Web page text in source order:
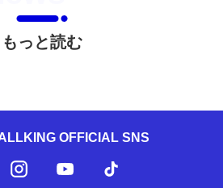
もっと読む
OFFICIAL SNS